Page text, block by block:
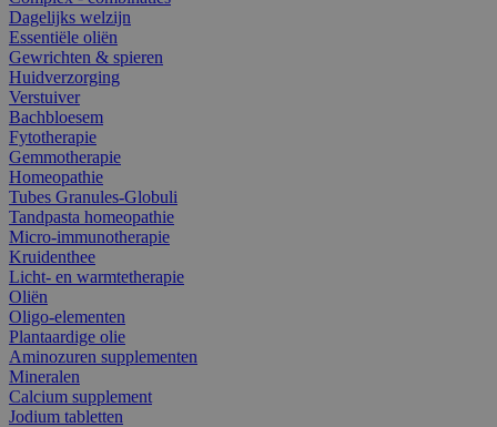
Dagelijks welzijn
Essentiële oliën
Gewrichten & spieren
Huidverzorging
Verstuiver
Bachbloesem
Fytotherapie
Gemmotherapie
Homeopathie
Tubes Granules-Globuli
Tandpasta homeopathie
Micro-immunotherapie
Kruidenthee
Licht- en warmtetherapie
Oliën
Oligo-elementen
Plantaardige olie
Aminozuren supplementen
Mineralen
Calcium supplement
Jodium tabletten